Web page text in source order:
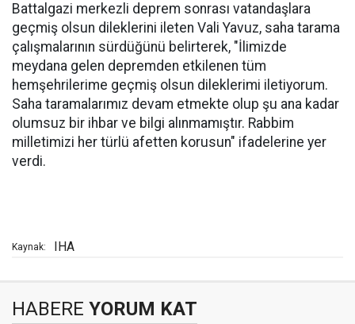
Battalgazi merkezli deprem sonrası vatandaşlara
geçmiş olsun dileklerini ileten Vali Yavuz, saha tarama
çalışmalarının sürdüğünü belirterek, "İlimizde
meydana gelen depremden etkilenen tüm
hemşehrilerime geçmiş olsun dileklerimi iletiyorum.
Saha taramalarımız devam etmekte olup şu ana kadar
olumsuz bir ihbar ve bilgi alınmamıştır. Rabbim
milletimizi her türlü afetten korusun" ifadelerine yer
verdi.
Kaynak: IHA
HABERE YORUM KAT